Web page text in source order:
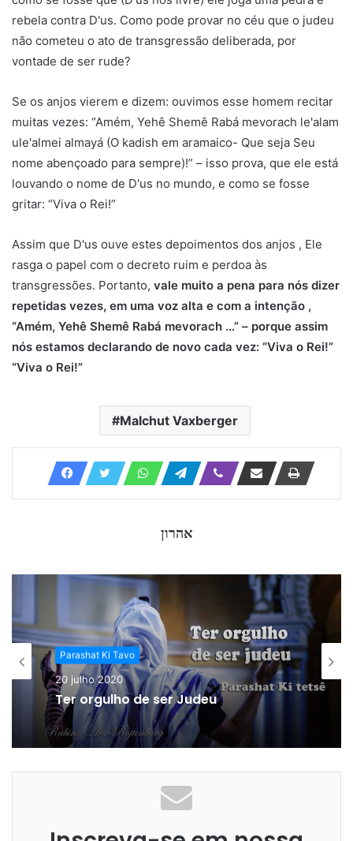
rebela contra D'us. Como pode provar no céu que o judeu
não cometeu o ato de transgressão deliberada, por
vontade de ser rude?
Se os anjos vierem e dizem: ouvimos esse homem recitar
muitas vezes: “Amém, Yehê Shemê Rabá mevorach le'alam
ule'almei almayá (O kadish em aramaico- Que seja Seu
nome abençoado para sempre)!” – isso prova, que ele está
louvando o nome de D'us no mundo, e como se fosse
gritar: “Viva o Rei!”
Assim que D'us ouve estes depoimentos dos anjos , Ele
rasga o papel com o decreto ruim e perdoa às
transgressões. Portanto, vale muito a pena para nós dizer
repetidas vezes, em uma voz alta e com a intenção ,
“Amém, Yehê Shemê Rabá mevorach …” – porque assim
nós estamos declarando de novo cada vez: “Viva o Rei!”
“Viva o Rei!”
Malchut Vaxberger
אהרון
Parashat Ki Tavo
20 julho 2020
Ter orgulho de ser Judeu